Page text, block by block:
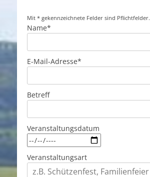
Mit * gekennzeichnete Felder sind Pflichtfelder.
Name*
E-Mail-Adresse*
Betreff
Veranstaltungsdatum
Veranstaltungsart